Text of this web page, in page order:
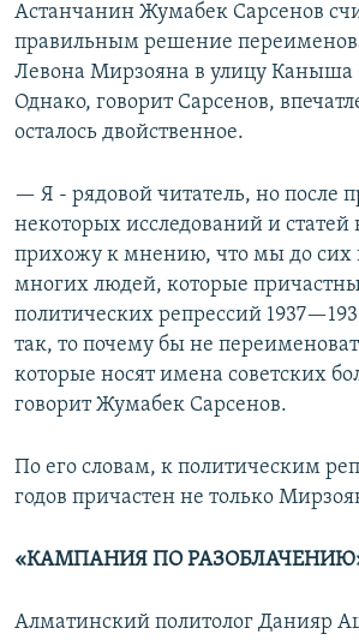
Астанчанин Жумабек Сарсенов
правильным решение
Левона Мирзояна в улицу Каныша
Однако, говорит Сарсенов,
осталось двойственное.
— Я - рядовой читатель, но после
некоторых исследований и статей
прихожу к мнению, что мы до сих
многих людей, которые
политических репрессий
так, то почему бы не
которые носят имена советских
говорит Жумабек Сарсенов.
По его словам, к политическим
годов причастен не только
«КАМПАНИЯ ПО
Алматинский политолог Данияр